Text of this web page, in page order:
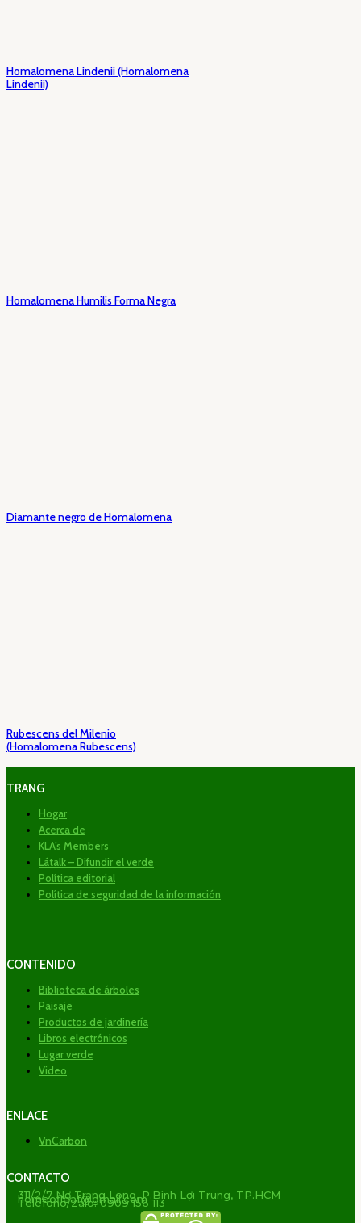
Homalomena Lindenii (Homalomena
Lindenii)
Homalomena Humilis Forma Negra
Diamante negro de Homalomena
Rubescens del Milenio
(Homalomena Rubescens)
TRANG
Hogar
Acerca de
KLA’s Members
Látalk – Difundir el verde
Política editorial
Política de seguridad de la información
CONTENIDO
Biblioteca de árboles
Paisaje
Productos de jardinería
Libros electrónicos
Lugar verde
Video
ENLACE
VnCarbon
CONTACTO
311/2/7 Nơ Trang Long, P.Bình Lợi Trung, TP.HCM
homeofleaf@gmail.com
Teléfono/Zalo: 0909 156 113